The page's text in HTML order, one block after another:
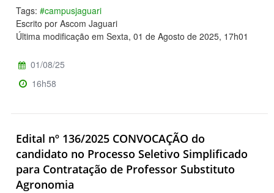
Tags: #campusjaguari
Escrito por Ascom Jaguari
Última modificação em Sexta, 01 de Agosto de 2025, 17h01
01/08/25
16h58
Edital nº 136/2025 CONVOCAÇÃO do
candidato no Processo Seletivo Simplificado
para Contratação de Professor Substituto
Agronomia